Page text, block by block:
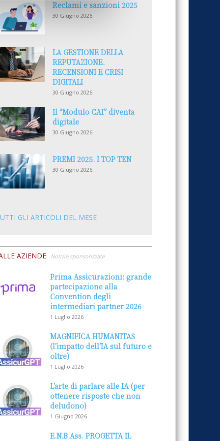
Reclami e sanzioni 2025
30 Giugno 2026
LA GESTIONE DELLA
REPUTAZIONE.
RECENSIONI E CRISI
DIGITALI
30 Giugno 2026
Il “Modulo CAI” diventa
digitale
30 Giugno 2026
PREMI 2025. I TOP TEN
30 Giugno 2026
GLI ARTICOLI DEL MESE
AZIENDE Notizie sponsorizzate
Prima Assicurazioni: grande
partecipazione alla
Convention degli
intermediari partner 2026
1 Luglio 2026
MAGNIFICA HUMANITAS
(l’impatto dell’IA sul futuro e
oltre)
1 Luglio 2026
L’arte di parlare alle IA (per
ottenere risposte che non
deludono)
1 Giugno 2026
E.N.B.Ass. PROGETTA IL